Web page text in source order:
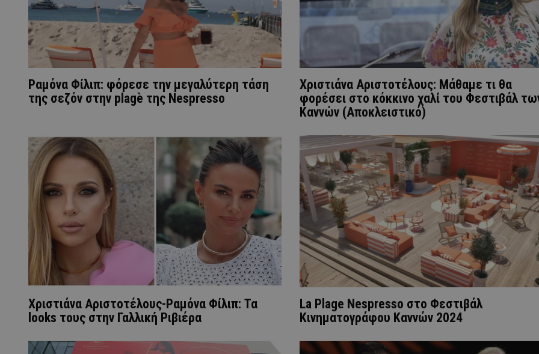
Ραμόνα Φίλιπ: φόρεσε την μεγαλύτερη τάση
της σεζόν στην plagè της Nespresso
Χριστιάνα Αριστοτέλους: Μάθαμε τι θα
φορέσει στο κόκκινο χαλί του Φεστιβάλ
Καννών (Αποκλειστικό)
Χριστιάνα Αριστοτέλους-Ραμόνα Φίλιπ: Τα
looks τους στην Γαλλική Ριβιέρα
La Plage Nespresso στο Φεστιβάλ
Κινηματογράφου Καννών 2024